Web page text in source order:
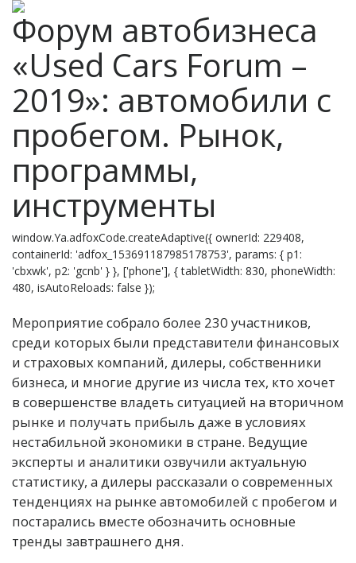
Форум автобизнеса
«Used Cars Forum –
2019»: автомобили с
пробегом. Рынок,
программы,
инструменты
window.Ya.adfoxCode.createAdaptive({ ownerId: 229408,
containerId: 'adfox_153691187985178753', params: { p1:
'cbxwk', p2: 'gcnb' } }, ['phone'], { tabletWidth: 830, phoneWidth:
480, isAutoReloads: false });
Мероприятие собрало более 230 участников,
среди которых были представители финансовых
и страховых компаний, дилеры, собственники
бизнеса, и многие другие из числа тех, кто хочет
в совершенстве владеть ситуацией на вторичном
рынке и получать прибыль даже в условиях
нестабильной экономики в стране. Ведущие
эксперты и аналитики озвучили актуальную
статистику, а дилеры рассказали о современных
тенденциях на рынке автомобилей с пробегом и
постарались вместе обозначить основные
тренды завтрашнего дня.